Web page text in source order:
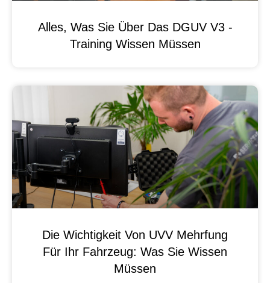
Alles, Was Sie Über Das DGUV V3 -
Training Wissen Müssen
Die Wichtigkeit Von UVV Mehrfung
Für Ihr Fahrzeug: Was Sie Wissen
Müssen